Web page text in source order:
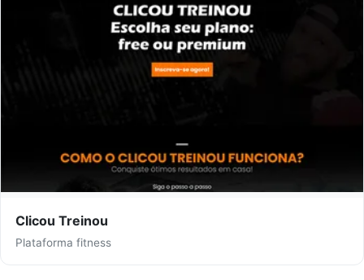
Clicou Treinou
Plataforma fitness